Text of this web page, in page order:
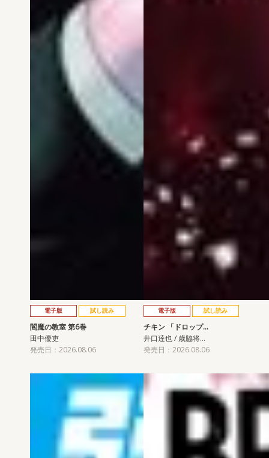
電子版 試し読み
閻魔の教室 第6巻
田中優吏
発売日：2026.08.06
電子版 試し読み
チキン 「ドロップ…
井口達也 / 歳脇将…
発売日：2026.08.06